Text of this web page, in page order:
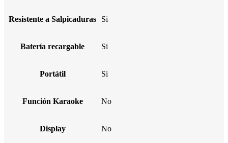
Resistente a Salpicaduras Si
Batería recargable Si
Portátil Si
Función Karaoke No
Display No